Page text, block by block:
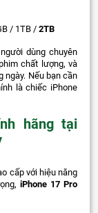
/ 1TB / 2TB
dùng chuyên
chất lượng, và
ngày. Nếu bạn cần
là chiếc iPhone
hãng tại
cấp với hiệu năng
iPhone 17 Pro